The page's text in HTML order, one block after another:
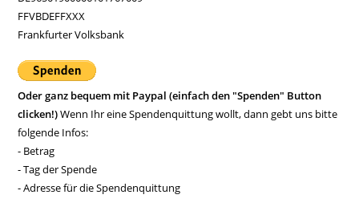
FFVBDEFFXXX
Frankfurter Volksbank
Oder ganz bequem mit Paypal (einfach den "Spenden" Button
clicken!)Wenn Ihr eine Spendenquittung wollt, dann gebt uns bitte
folgende Infos:
- Betrag
- Tag der Spende
- Adresse für die Spendenquittung